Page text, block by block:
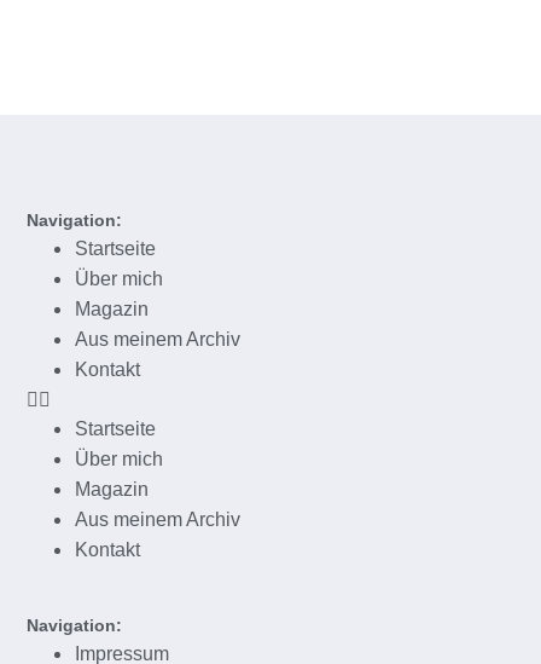
Navigation:
Startseite
Über mich
Magazin
Aus meinem Archiv
Kontakt
Startseite
Über mich
Magazin
Aus meinem Archiv
Kontakt
Navigation:
Impressum